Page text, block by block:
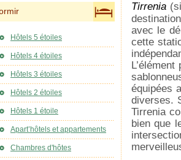
Tirrenia
avec le
cette
équipées
diverses.
Tirrenia
bien que
Hôtels 5 étoiles
Hôtels 4 étoiles
Hôtels 3 étoiles
Hôtels 2 étoiles
Hôtels 1 étoile
Apart’hôtels et appartements
Chambres d'hôtes